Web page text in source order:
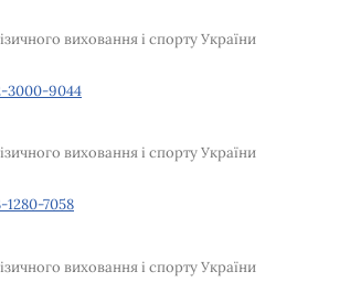
виховання і спорту України
9044
виховання і спорту України
7058
виховання і спорту України